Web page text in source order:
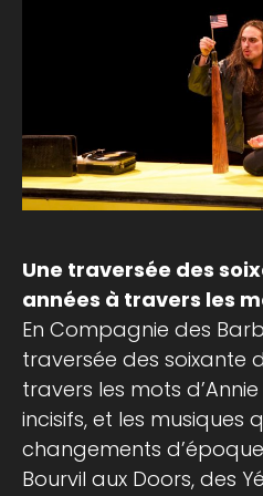
Une traversée des
années à travers les
En Compagnie des
traversée des soixante
travers les mots
incisifs, et les musiques
changements
Bourvil aux Doors, des